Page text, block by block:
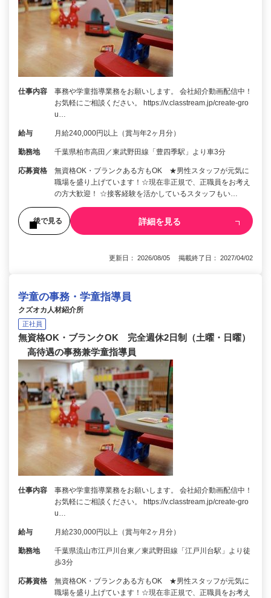
仕事内容
事務や学童指導業務をお願いします。 会社紹介動画配信中！
お気軽にご相談ください。 https://v.classtream.jp/create-gro
u…
給与 月給240,000円以上（賞与年2ヶ月分）
勤務地 千葉県柏市高田／東武野田線「豊四季駅」より車3分
応募資格
無資格OK・ブランクある方もOK ★男性スタッフが元気に
職場を盛り上げています！☆現在非正規で、正職員をお考え
の方大歓迎！ ☆接客経験を活かしているスタッフもい…
後で見る 詳細を見る
更新日： 2026/08/05 掲載終了日： 2027/04/02
学童の事務・学童指導員
クズオカ人材紹介所
正社員
無資格OK・ブランクOK 完全週休2日制（土曜・日曜）
高待遇の事務兼学童指導員
仕事内容
事務や学童指導業務をお願いします。 会社紹介動画配信中！
お気軽にご相談ください。 https://v.classtream.jp/create-gro
u…
給与 月給230,000円以上（賞与年2ヶ月分）
勤務地
千葉県流山市江戸川台東／東武野田線「江戸川台駅」より徒
歩3分
応募資格
無資格OK・ブランクある方もOK ★男性スタッフが元気に
職場を盛り上げています！☆現在非正規で、正職員をお考え